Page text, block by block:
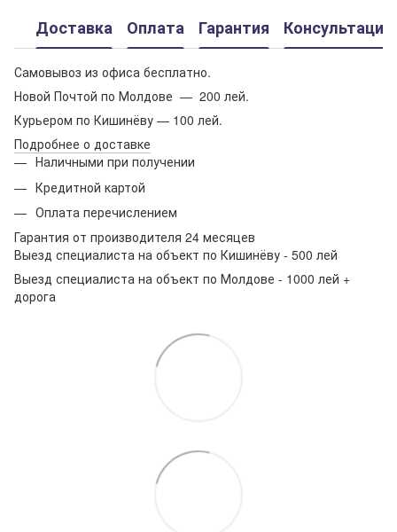
Доставка Оплата Гарантия Консультация
Самовывоз из офиса бесплатно.
Новой Почтой по Молдове — 200 лей.
Курьером по Кишинёву — 100 лей.
Подробнее о доставке
Наличными при получении
Кредитной картой
Оплата перечислением
Гарантия от производителя 24 месяцев
Выезд специалиста на объект по Кишинёву - 500 лей
Выезд специалиста на объект по Молдове - 1000 лей +
дорога